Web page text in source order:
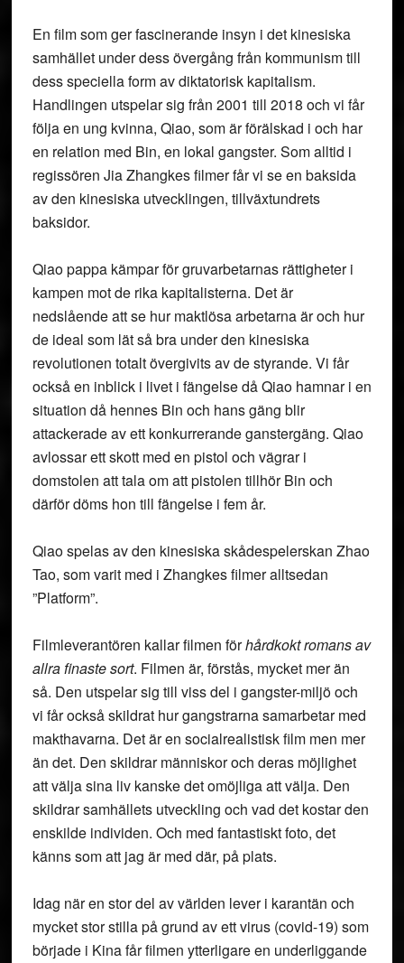
En film som ger fascinerande insyn i det kinesiska
samhället under dess övergång från kommunism till
dess speciella form av diktatorisk kapitalism.
Handlingen utspelar sig från 2001 till 2018 och vi får
följa en ung kvinna, Qiao, som är förälskad i och har
en relation med Bin, en lokal gangster. Som alltid i
regissören Jia Zhangkes filmer får vi se en baksida
av den kinesiska utvecklingen, tillväxtundrets
baksidor.
Qiao pappa kämpar för gruvarbetarnas rättigheter i
kampen mot de rika kapitalisterna. Det är
nedslående att se hur maktlösa arbetarna är och hur
de ideal som lät så bra under den kinesiska
revolutionen totalt övergivits av de styrande. Vi får
också en inblick i livet i fängelse då Qiao hamnar i en
situation då hennes Bin och hans gäng blir
attackerade av ett konkurrerande ganstergäng. Qiao
avlossar ett skott med en pistol och vägrar i
domstolen att tala om att pistolen tillhör Bin och
därför döms hon till fängelse i fem år.
Qiao spelas av den kinesiska skådespelerskan Zhao
Tao, som varit med i Zhangkes filmer alltsedan
”Platform”.
Filmleverantören kallar filmen förhårdkokt romans av
allra finaste sort. Filmen är, förstås, mycket mer än
så. Den utspelar sig till viss del i gangster-miljö och
vi får också skildrat hur gangstrarna samarbetar med
makthavarna. Det är en socialrealistisk film men mer
än det. Den skildrar människor och deras möjlighet
att välja sina liv kanske det omöjliga att välja. Den
skildrar samhällets utveckling och vad det kostar den
enskilde individen. Och med fantastiskt foto, det
känns som att jag är med där, på plats.
Idag när en stor del av världen lever i karantän och
mycket stor stilla på grund av ett virus (covid-19) som
började i Kina får filmen ytterligare en underliggande